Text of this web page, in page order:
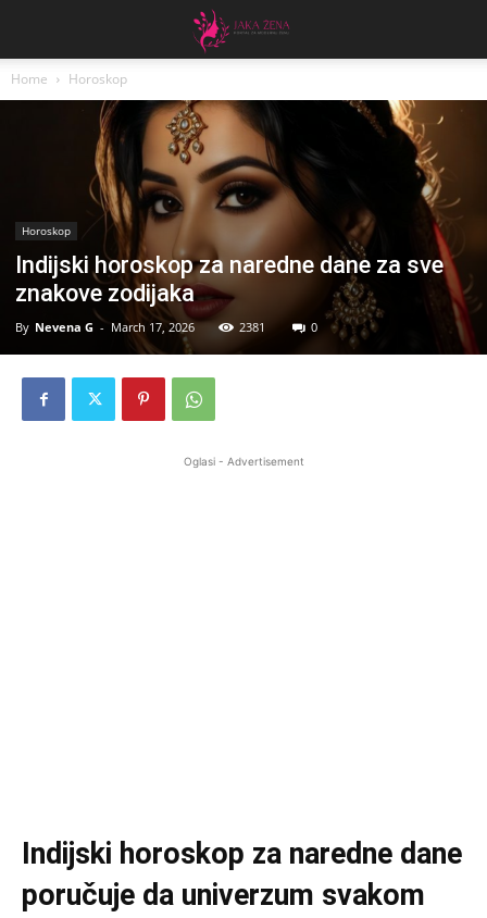
Home Horoskop
Horoskop
Indijski horoskop za naredne dane za sve
znakove zodijaka
By Nevena G - March 17, 2026 2381 0
Oglasi - Advertisement
Indijski horoskop za naredne dane
poručuje da univerzum svakom